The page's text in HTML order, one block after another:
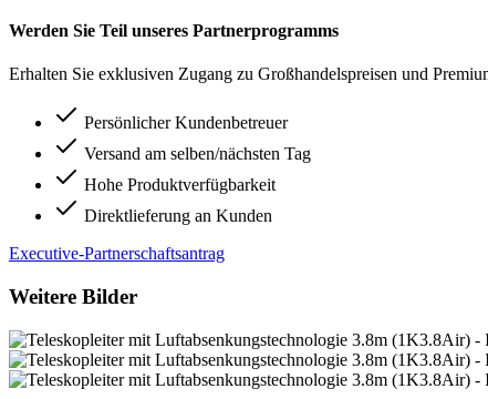
Werden Sie Teil unseres Partnerprogramms
Erhalten Sie exklusiven Zugang zu Großhandelspreisen und
Persönlicher Kundenbetreuer
Versand am selben/nächsten Tag
Hohe Produktverfügbarkeit
Direktlieferung an Kunden
Executive-Partnerschaftsantrag
Weitere Bilder